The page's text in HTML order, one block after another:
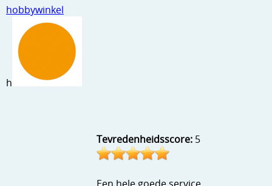
Ribbelaar
Snijmaterialen
Speciaal papier
Stans machine en embossing machines
Wat nog, een creatief kijkje
hobbywinkel
h
Tevredenheidsscore: 5
Een hele goede service